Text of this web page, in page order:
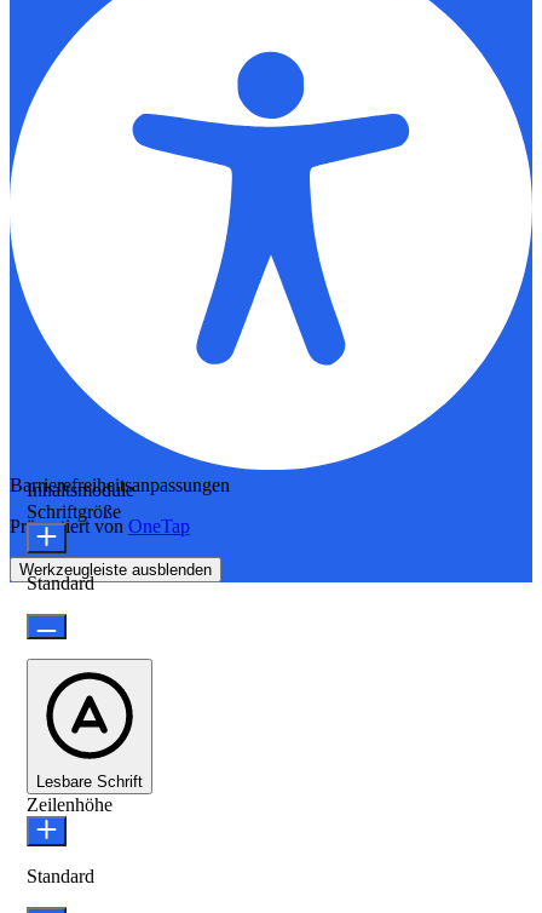
Barrierefreiheitsanpassungen
Präsentiert von OneTap
Werkzeugleiste ausblenden
Inhaltsmodule
Schriftgröße
Standard
Lesbare Schrift
Zeilenhöhe
Standard